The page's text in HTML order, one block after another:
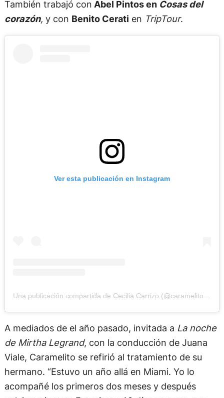
También trabajó con Abel Pintos en Cosas del
corazón, y con Benito Cerati en TripTour.
Ver esta publicación en Instagram
A mediados de el año pasado, invitada a La noche
de Mirtha Legrand, con la conducción de Juana
Viale, Caramelito se refirió al tratamiento de su
hermano. “Estuvo un año allá en Miami. Yo lo
acompañé los primeros dos meses y después